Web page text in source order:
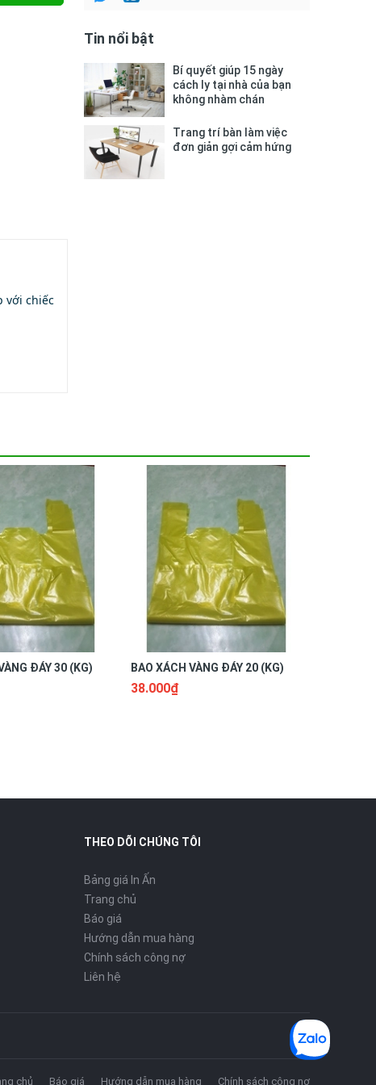
với chiếc
Tin nổi bật
Bí quyết giúp 15 ngày
cách ly tại nhà của bạn
không nhàm chán
Trang trí bàn làm việc
đơn giản gợi cảm hứng
ĐÁY 30 (KG) BAO XÁCH VÀNG ĐÁY 20 (KG)
38.000₫
THEO DÕI CHÚNG TÔI
Bảng giá In Ấn
Trang chủ
Báo giá
Hướng dẫn mua hàng
Chính sách công nợ
Liên hệ
chủ Báo giá Hướng dẫn mua hàng Chính sách công nợ